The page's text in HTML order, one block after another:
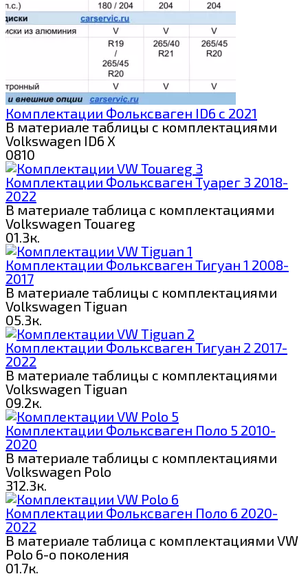
Комплектации Фольксваген ID6 c 2021
В материале таблицы с комплектациями
Volkswagen ID6 X
0810
Комплектации Фольксваген Туарег 3 2018-
2022
В материале таблица с комплектациями
Volkswagen Touareg
01.3к.
Комплектации Фольксваген Тигуан 1 2008-
2017
В материале таблицы с комплектациями
Volkswagen Tiguan
05.3к.
Комплектации Фольксваген Тигуан 2 2017-
2022
В материале таблицы с комплектациями
Volkswagen Tiguan
09.2к.
Комплектации Фольксваген Поло 5 2010-
2020
В материале таблицы с комплектациями
Volkswagen Polo
312.3к.
Комплектации Фольксваген Поло 6 2020-
2022
В материале таблица с комплектациями VW
Polo 6-о поколения
01.7к.